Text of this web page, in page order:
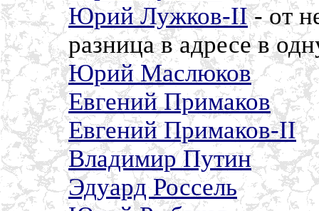
Юрий Лужков-II- от
разница в адресе в
Юрий Маслюков
Евгений Примаков
Евгений Примаков-II
Владимир Путин
Эдуард Россель